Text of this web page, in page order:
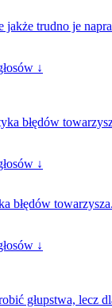
jakże trudno je
↓
błędów
↓
błędów
↓
głupstwa, lecz